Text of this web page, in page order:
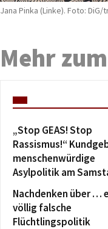
Jana Pinka (Linke). Foto: DiG/
Mehr
„Stop GEAS! Stop
Rassismus!“
menschenwürdige
Asylpolitik am
Nachdenken über …
völlig falsche
Flüchtlingspolitik